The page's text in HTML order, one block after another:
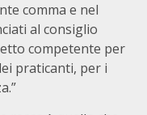
comma e nel
al consiglio
competente per
praticanti, per i